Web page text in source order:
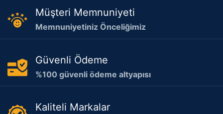
Müşteri Memnuniyeti
Memnuniyetiniz Önceliğimiz
Güvenli Ödeme
%100 güvenli ödeme altyapısı
Kaliteli Markalar